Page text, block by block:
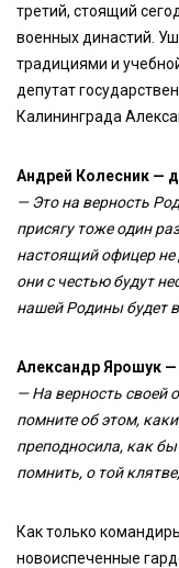
третий, стоящий
военных династий.
традициями и
депутат
Калининграда
Андрей Колесник —
— Это на верность
присягу тоже один
настоящий офицер не
они с честью будут
нашей Родины будет
Александр Ярошук —
— На верность своей
помните об этом,
преподносила, как
помнить, о той
Как только
новоиспеченные